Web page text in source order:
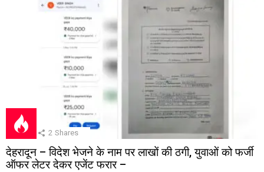
2 Shares
देहरादून – विदेश भेजने के नाम पर लाखों की ठगी, युवाओं को फर्जी
ऑफर लेटर देकर एजेंट फरार –